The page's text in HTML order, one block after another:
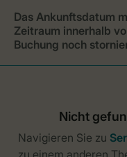
Das Ankunftsdatum
Zeitraum innerhalb
Buchung noch